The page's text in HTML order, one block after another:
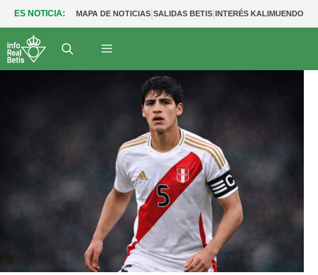
ES NOTICIA: MAPA DE NOTICIAS|SALIDAS BETIS|INTERÉS KALIMUENDO